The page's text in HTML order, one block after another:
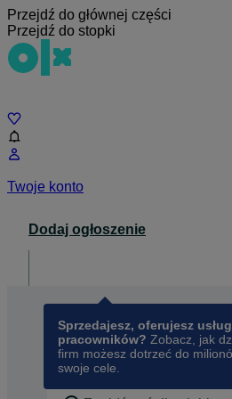
Przejdź do głównej części
Przejdź do stopki
Twoje konto
Dodaj ogłoszenie
Sprzedajesz, oferujesz
pracowników? Zobacz, jak
firm możesz dotrzeć do
swoje cele.